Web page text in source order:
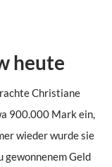
heute
Christiane
900.000 Mark ein,
wieder wurde sie
gewonnenem Geld